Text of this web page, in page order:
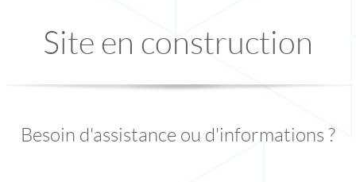
Site en construction
Besoin d'assistance ou d'informations ?